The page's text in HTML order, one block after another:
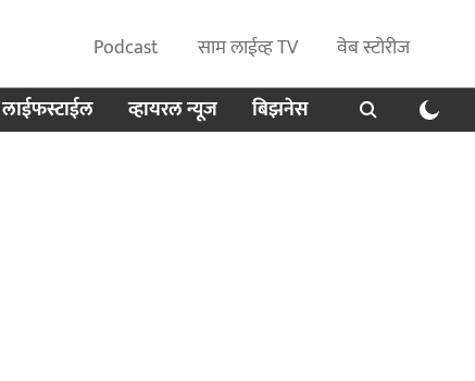
Podcast साम लाईव्ह TV
वेब स्टोरीज
लाईफस्टाईल व्हायरल न्यूज बिझनेस